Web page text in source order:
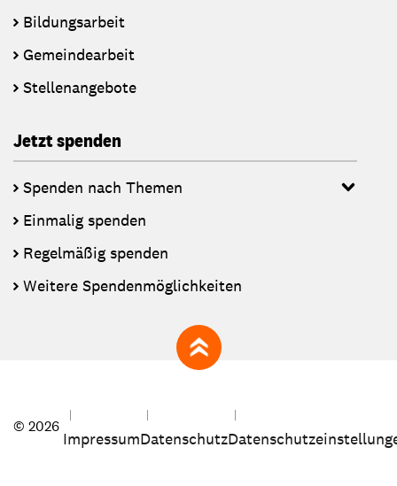
Bildungsarbeit
Gemeindearbeit
Stellenangebote
Jetzt spenden
Spenden nach Themen
Einmalig spenden
Regelmäßig spenden
Weitere Spendenmöglichkeiten
zum Seitenanfang
© 2026
ImpressumDatenschutz